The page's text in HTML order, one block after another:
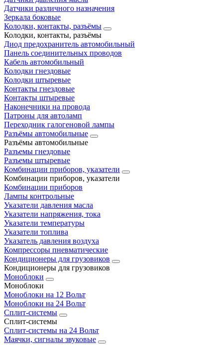
Датчики различного назначения
Зеркала боковые
Колодки, контакты, разъёмы
Колодки, контакты, разъёмы
Диод предохранитель автомобильный
Панель соединительных проводов
Кабель автомобильный
Колодки гнездовые
Колодки штыревые
Контакты гнездовые
Контакты штыревые
Наконечники на провода
Патроны для автоламп
Переходник галогеновой лампы
Разъёмы автомобильные
Разъёмы автомобильные
Разъемы гнездовые
Разъемы штыревые
Комбинации приборов, указатели
Комбинации приборов, указатели
Комбинации приборов
Лампы контрольные
Указатели давления масла
Указатели напряжения, тока
Указатели температуры
Указатели топлива
Указатель давления воздуха
Компрессоры пневматические
Кондиционеры для грузовиков
Кондиционеры для грузовиков
Моноблоки
Моноблоки
Моноблоки на 12 Вольт
Моноблоки на 24 Вольт
Сплит-системы
Сплит-системы
Сплит‑системы на 24 Вольт
Маячки, сигналы звуковые